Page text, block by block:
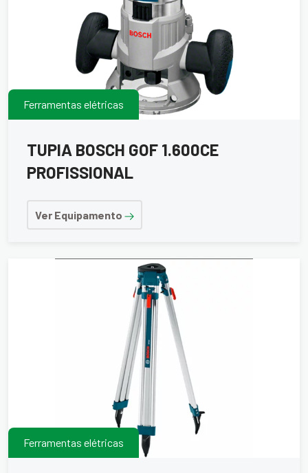
Ferramentas elétricas
TUPIA BOSCH GOF 1.600CE
PROFISSIONAL
Ver Equipamento
Ferramentas elétricas